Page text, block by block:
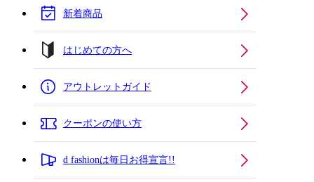
新着商品
はじめての方へ
アウトレットガイド
クーポンの使い方
d fashionは毎日お得宣言!!